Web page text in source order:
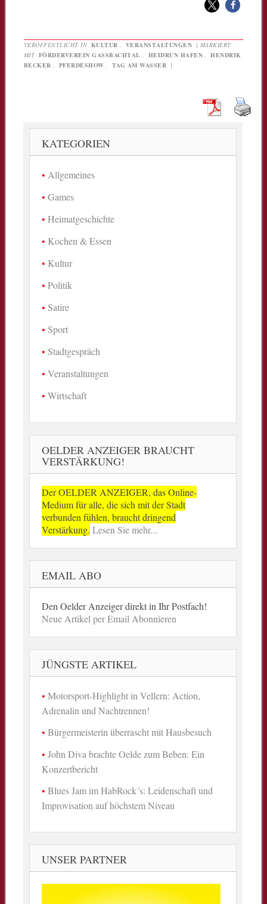
VERÖFFENTLICHT IN KULTUR VERANSTALTUNGEN | MARKIERT
MIT FÖRDERVEREIN GASSBACHTAL HEIDRUN HAFEN
HENDRIK
BECKER
PFERDESHOW TAG AM WASSER |
KATEGORIEN
Allgemeines
Games
Heimatgeschichte
Kochen & Essen
Kultur
Politik
Satire
Sport
Stadtgespräch
Veranstaltungen
Wirtschaft
OELDER ANZEIGER BRAUCHT
VERSTÄRKUNG!
Der OELDER ANZEIGER, das Online-
Medium für alle, die sich mit der Stadt
verbunden fühlen, braucht dringend
Verstärkung. Lesen Sie mehr...
EMAIL ABO
Den Oelder Anzeiger direkt in Ihr Postfach!
Neue Artikel per Email Abonnieren
JÜNGSTE ARTIKEL
Motorsport-Highlight in Vellern: Action,
Adrenalin und Nachtrennen!
Bürgermeisterin überrascht mit Hausbesuch
John Diva brachte Oelde zum Beben: Ein
Konzertbericht
Blues Jam im HabRock´s: Leidenschaft und
Improvisation auf höchstem Niveau
UNSER PARTNER